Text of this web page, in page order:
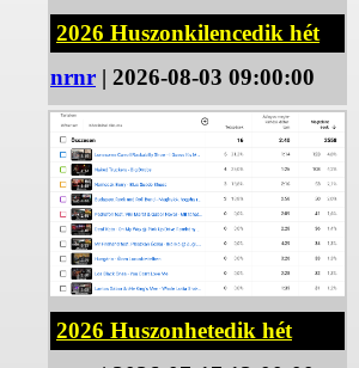
2026 Huszonkilencedik hét
nrnr | 2026-08-03 09:00:00
2026 Huszonhetedik hét